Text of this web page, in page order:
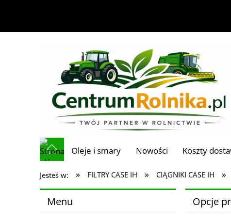
Oleje i smary Nowości Koszty
Jesteś w: » FILTRY CASE IH » CIĄGNIKI CASE IH »
Menu Opcje